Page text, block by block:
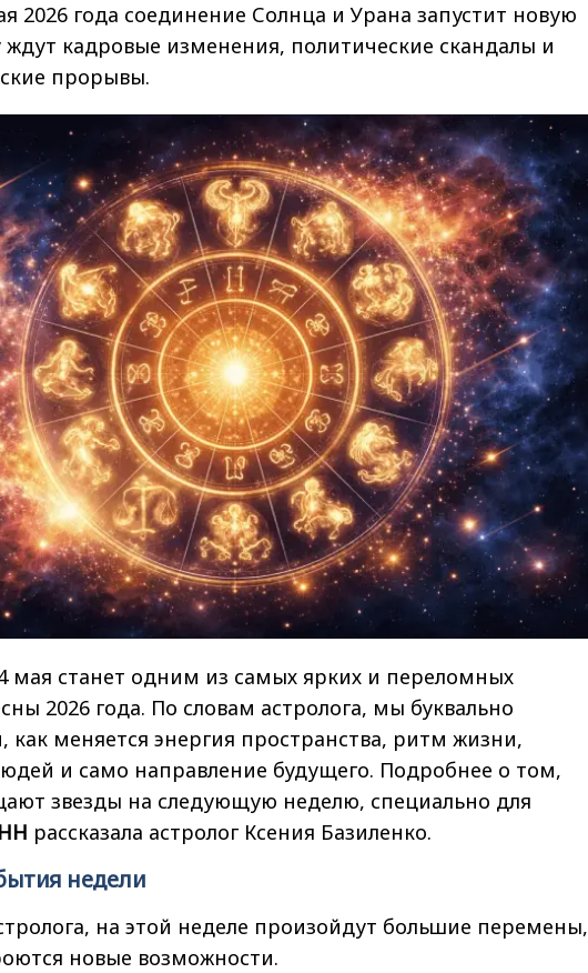
2026 года соединение Солнца и Урана запустит новую
ждут кадровые изменения, политические скандалы и
прорывы.
мая станет одним из самых ярких и переломных
2026 года. По словам астролога, мы буквально
как меняется энергия пространства, ритм жизни,
и само направление будущего. Подробнее о том,
звезды на следующую неделю, специально для
рассказала астролог Ксения Базиленко.
недели
на этой неделе произойдут большие перемены,
новые возможности.